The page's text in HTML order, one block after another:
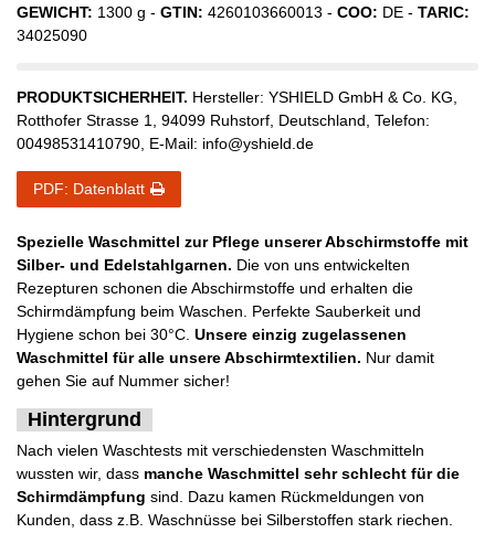
GEWICHT: 1300 g - GTIN: 4260103660013 - COO: DE - TARIC:
34025090
PRODUKTSICHERHEIT. Hersteller: YSHIELD GmbH & Co. KG,
Rotthofer Strasse 1, 94099 Ruhstorf, Deutschland, Telefon:
00498531410790, E-Mail: info@yshield.de
PDF: Datenblatt
Spezielle Waschmittel zur Pflege unserer Abschirmstoffe mit
Silber- und Edelstahlgarnen. Die von uns entwickelten
Rezepturen schonen die Abschirmstoffe und erhalten die
Schirmdämpfung beim Waschen. Perfekte Sauberkeit und
Hygiene schon bei 30°C. Unsere einzig zugelassenen
Waschmittel für alle unsere Abschirmtextilien. Nur damit
gehen Sie auf Nummer sicher!
Hintergrund
Nach vielen Waschtests mit verschiedensten Waschmitteln
wussten wir, dass manche Waschmittel sehr schlecht für die
Schirmdämpfung sind. Dazu kamen Rückmeldungen von
Kunden, dass z.B. Waschnüsse bei Silberstoffen stark riechen.